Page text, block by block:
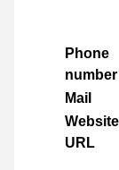
Phone
number
Mail
Website
URL